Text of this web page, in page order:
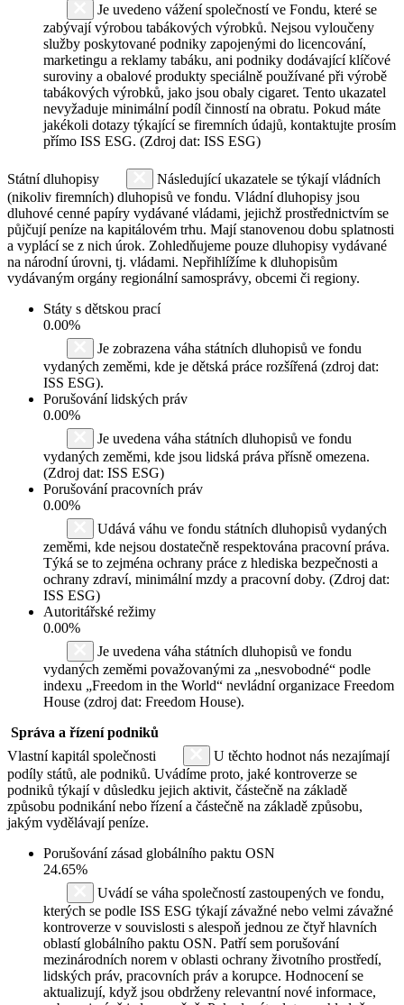
Je uvedeno vážení společností ve Fondu, které se
zabývají výrobou tabákových výrobků. Nejsou vyloučeny
služby poskytované podniky zapojenými do licencování,
marketingu a reklamy tabáku, ani podniky dodávající klíčové
suroviny a obalové produkty speciálně používané při výrobě
tabákových výrobků, jako jsou obaly cigaret. Tento ukazatel
nevyžaduje minimální podíl činností na obratu. Pokud máte
jakékoli dotazy týkající se firemních údajů, kontaktujte prosím
přímo ISS ESG. (Zdroj dat: ISS ESG)
Státní dluhopisy
Následující ukazatele se týkají vládních
(nikoliv firemních) dluhopisů ve fondu. Vládní dluhopisy jsou
dluhové cenné papíry vydávané vládami, jejichž prostřednictvím se
půjčují peníze na kapitálovém trhu. Mají stanovenou dobu splatnosti
a vyplácí se z nich úrok. Zohledňujeme pouze dluhopisy vydávané
na národní úrovni, tj. vládami. Nepřihlížíme k dluhopisům
vydávaným orgány regionální samosprávy, obcemi či regiony.
Státy s dětskou prací
0.00%
Je zobrazena váha státních dluhopisů ve fondu
vydaných zeměmi, kde je dětská práce rozšířená (zdroj dat:
ISS ESG).
Porušování lidských práv
0.00%
Je uvedena váha státních dluhopisů ve fondu
vydaných zeměmi, kde jsou lidská práva přísně omezena.
(Zdroj dat: ISS ESG)
Porušování pracovních práv
0.00%
Udává váhu ve fondu státních dluhopisů vydaných
zeměmi, kde nejsou dostatečně respektována pracovní práva.
Týká se to zejména ochrany práce z hlediska bezpečnosti a
ochrany zdraví, minimální mzdy a pracovní doby. (Zdroj dat:
ISS ESG)
Autoritářské režimy
0.00%
Je uvedena váha státních dluhopisů ve fondu
vydaných zeměmi považovanými za „nesvobodné“ podle
indexu „Freedom in the World“ nevládní organizace Freedom
House (zdroj dat: Freedom House).
Správa a řízení podniků
Vlastní kapitál společnosti
U těchto hodnot nás nezajímají
podíly států, ale podniků. Uvádíme proto, jaké kontroverze se
podniků týkají v důsledku jejich aktivit, částečně na základě
způsobu podnikání nebo řízení a částečně na základě způsobu,
jakým vydělávají peníze.
Porušování zásad globálního paktu OSN
24.65%
Uvádí se váha společností zastoupených ve fondu,
kterých se podle ISS ESG týkají závažné nebo velmi závažné
kontroverze v souvislosti s alespoň jednou ze čtyř hlavních
oblastí globálního paktu OSN. Patří sem porušování
mezinárodních norem v oblasti ochrany životního prostředí,
lidských práv, pracovních práv a korupce. Hodnocení se
aktualizují, když jsou obdrženy relevantní nové informace,